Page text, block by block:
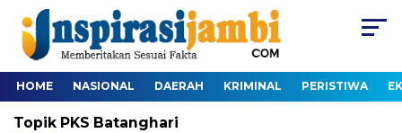
HOME NASIONAL DAERAH KRIMINAL PERISTIWA
Topik PKS Batanghari